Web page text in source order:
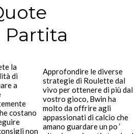
Partita
la
di
a
costano
non
Approfondire le diverse
strategie di Roulette dal
vivo per ottenere di più dal
vostro gioco, Bwin ha
molto da offrire agli
appassionati di calcio che
amano guardare un po ‘